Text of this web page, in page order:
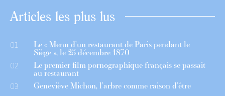
Articles les plus lus
01 Le « Menu d’un restaurant de Paris pendant le
Siège », le 25 décembre 1870
02 Le premier film pornographique français se passait
au restaurant
03 Geneviève Michon, l’arbre comme raison d’être